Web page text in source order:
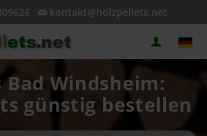
kontakt@holzpellets.net
Bad Windsheim:
günstig bestellen